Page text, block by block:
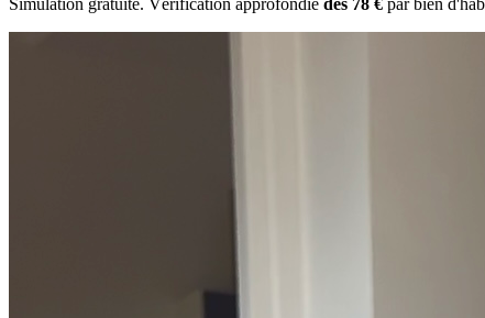
Simulation gratuite. Vérification approfondie dès 78 € par bien